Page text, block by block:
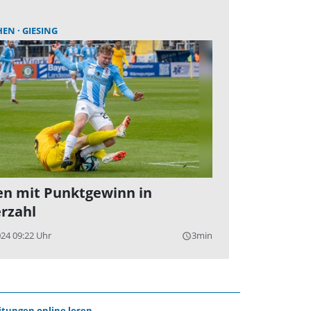
GIESING
mit Punktgewinn in
09:22 Uhr query_builder3min